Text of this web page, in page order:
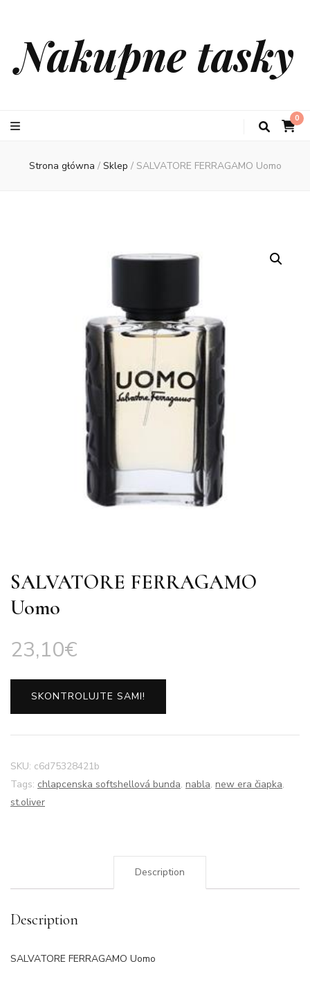
Nakupne tasky
0
Strona główna / Sklep / SALVATORE FERRAGAMO Uomo
SALVATORE FERRAGAMO
Uomo
23,10€
SKONTROLUJTE SAMI!
SKU: c6d75328421b
Tags: chlapcenska softshellová bunda, nabla, new era čiapka,
st.oliver
Description
Description
SALVATORE FERRAGAMO Uomo